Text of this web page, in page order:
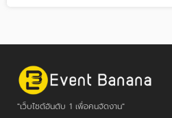
"เว็บไซต์อันดับ 1 เพื่อคนจัดงาน"